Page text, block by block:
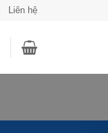
Liên hệ